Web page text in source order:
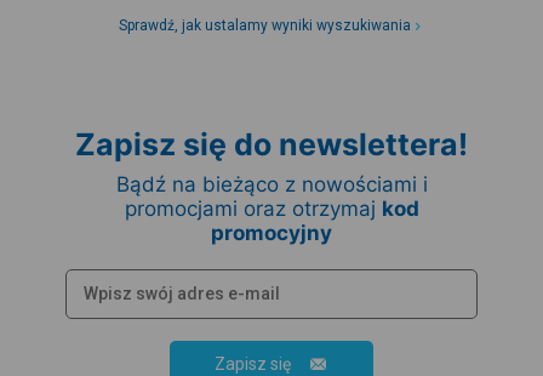
Sprawdź, jak ustalamy wyniki wyszukiwania
Zapisz się do newslettera!
Bądź na bieżąco z nowościami i
promocjami oraz otrzymaj kod
promocyjny
Zapisz się